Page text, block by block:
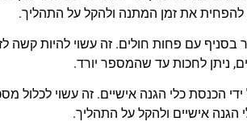
להפחית את זמן המתנה ולהקל על התהליך.
בסניף עם פחות חולים. זה עשוי להיות
ניתן לחכות עד שהמספר יורד.
הכנסת כלי הגנה אישיים. זה עשוי לכלול
אישיים ולהקל על התהליך.